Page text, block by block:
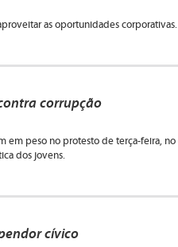
as oportunidades corporativas.
corrupção
em peso no protesto de terça-feira, no
dos jovens.
cívico